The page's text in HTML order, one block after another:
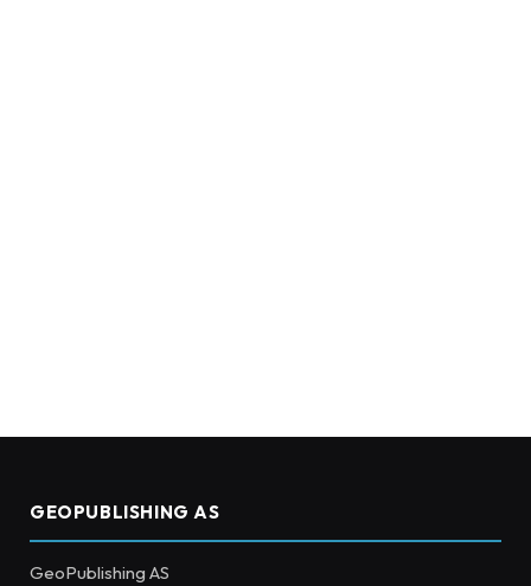
GEOPUBLISHING AS
GeoPublishing AS